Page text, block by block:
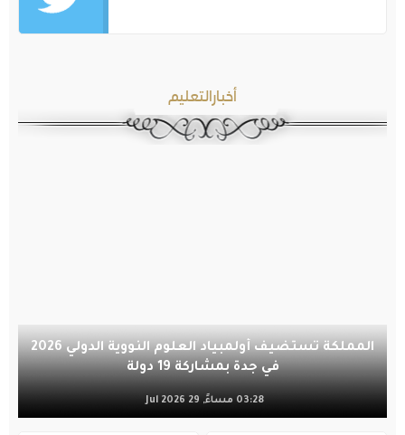
أخبارالتعليم
المملكة تستضيف أولمبياد العلوم النووية الدولي 2026
في جدة بمشاركة 19 دولة
03:28 مساءً, 29 Jul 2026